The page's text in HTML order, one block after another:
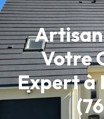
Votre
Expert à